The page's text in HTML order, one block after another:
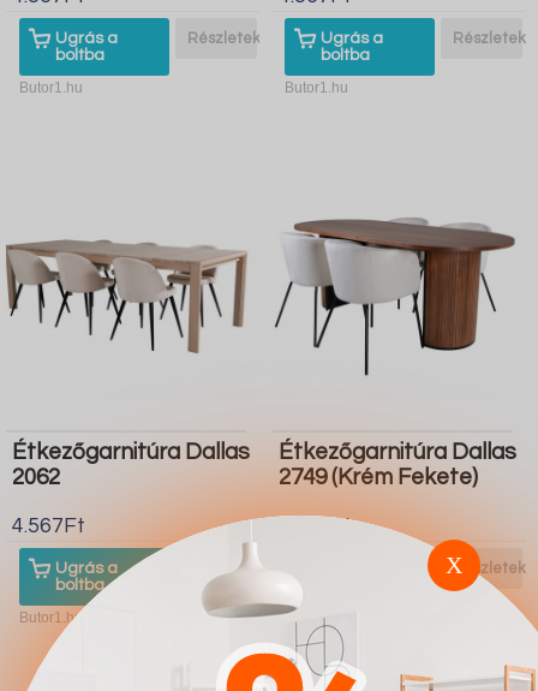
Ugrás a
boltba
Részletek
Butor1.hu
Ugrás a
boltba
Részletek
Butor1.hu
Étkezőgarnitúra Dallas
2062
4.567Ft
Ugrás a
boltba
Részletek
Butor1.hu
Étkezőgarnitúra Dallas
2749 (Krém Fekete)
4.567Ft
Részletek
Butor1.hu
X